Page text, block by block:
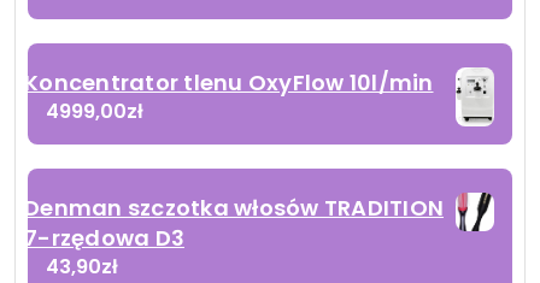
Koncentrator tlenu OxyFlow 10l/min
4999,00zł
Denman szczotka włosów TRADITION
7-rzędowa D3
43,90zł